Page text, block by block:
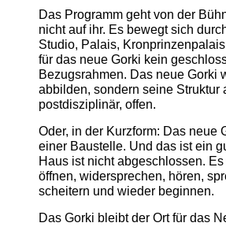
Das Programm geht von der
nicht auf ihr. Es bewegt sich
Studio, Palais,
für das neue Gorki kein
Bezugsrahmen. Das neue Gorki
abbilden, sondern seine Struktur
postdisziplinär, offen.
Oder, in der Kurzform: Das neue
einer Baustelle. Und das ist ein
Haus ist nicht abgeschlossen.
öffnen, widersprechen, hören,
scheitern und wieder beginnen.
Das Gorki bleibt der Ort für das